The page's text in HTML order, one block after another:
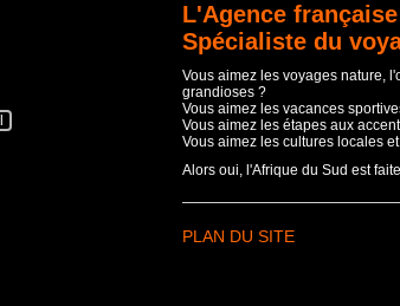
L'Agence
Spécialiste du
Vous aimez les voyages nature,
grandioses ?
Vous aimez les vacances
Vous aimez les étapes aux
Vous aimez les cultures locales
Alors oui, l'Afrique du Sud est
PLAN DU SITE